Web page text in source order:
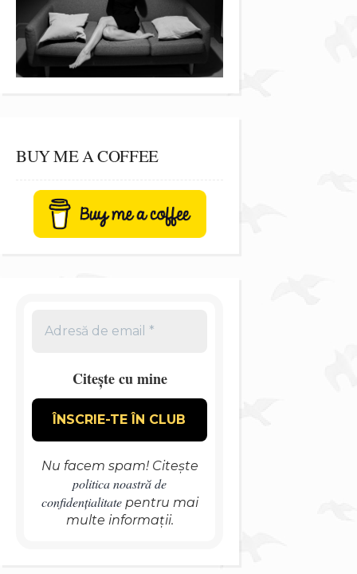
BUY ME A COFFEE
Citește cu mine
Nu facem spam! Citește
politica noastră de
confidențialitatepentru mai
multe informații.